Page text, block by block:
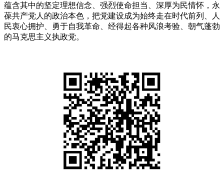
蕴含其中的坚定理想信念、强烈使命担当、深厚为民情怀，永
葆共产党人的政治本色，把党建设成为始终走在时代前列、人
民衷心拥护、勇于自我革命、经得起各种风浪考验、朝气蓬勃
的马克思主义执政党。